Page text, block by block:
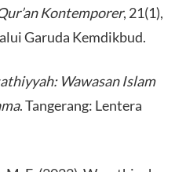
Kontemporer, 21(1),
Garuda Kemdikbud.
Wawasan Islam
. Tangerang: Lentera